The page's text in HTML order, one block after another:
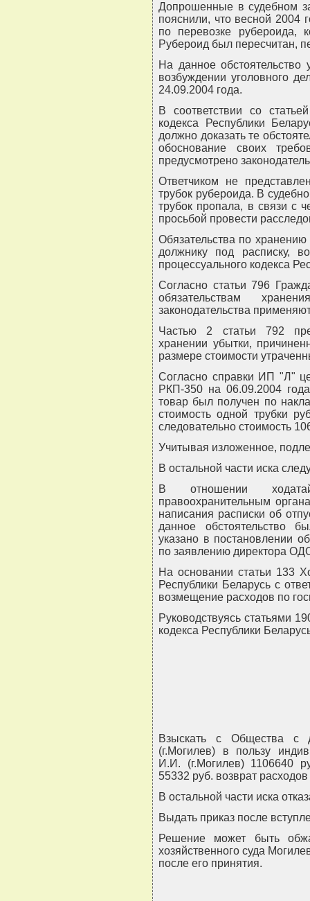
Допрошенные в судебном
пояснили, что весной 2004
по перевозке
Рубероид был пересчитан,
На данное обстоятельство
возбуждении уголовного
24.09.2004 года.
В соответствии со
кодекса Республики
должно доказать те
обоснование своих
предусмотрено
Ответчиком не
трубок рубероида. В
трубок пропала, в связи с
просьбой провести
Обязательства по
должнику под расписку,
процессуального кодекса
Согласно статьи 796
обязательствам
законодательства
Частью 2 статьи 792
хранении убытки,
размере стоимости
Согласно справки ИП "Л"
РКП-350 на 06.09.2004
товар был получен по
стоимость одной трубки
следовательно стоимость
Учитывая изложенное,
В остальной части иска
В отношении
правоохранительным
написания расписки об
данное обстоятельство
указано в постановлении
по заявлению директора
На основании статьи 133
Республики Беларусь с
возмещение расходов по
Руководствуясь статьями
кодекса Республики
Взыскать с Общества с
(г.Могилев) в пользу
И.И. (г.Могилев) 1106640
55332 руб. возврат
В остальной части иска
Выдать приказ после
Решение может быть
хозяйственного суда
после его принятия.